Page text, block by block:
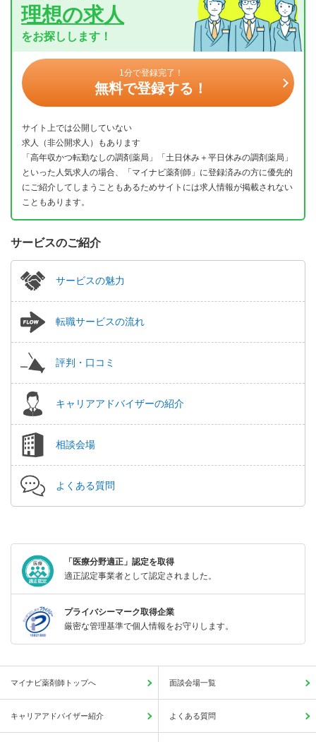
理想の求人
をお探しします！
1分で登録完了！
無料で登録する！
サイト上では公開していない
求人（非公開求人）もあります
「高年収かつ転勤なしの調剤薬局」「土日休み＋平日休みの調剤薬局」
といった人気求人の場合、「マイナビ薬剤師」に登録済みの方に優先的
にご紹介してしまうこともあるためサイトには求人情報が掲載されない
こともあります。
サービスのご紹介
サービスの魅力
転職サービスの流れ
評判・口コミ
キャリアアドバイザーの紹介
相談会場
よくある質問
「医療分野適正」認定を取得
適正認定事業者として認定されました。
プライバシーマーク取得企業
厳密な管理基準で個人情報をお守りします。
マイナビ薬剤師トップへ 面談会場一覧
キャリアアドバイザー紹介 よくある質問